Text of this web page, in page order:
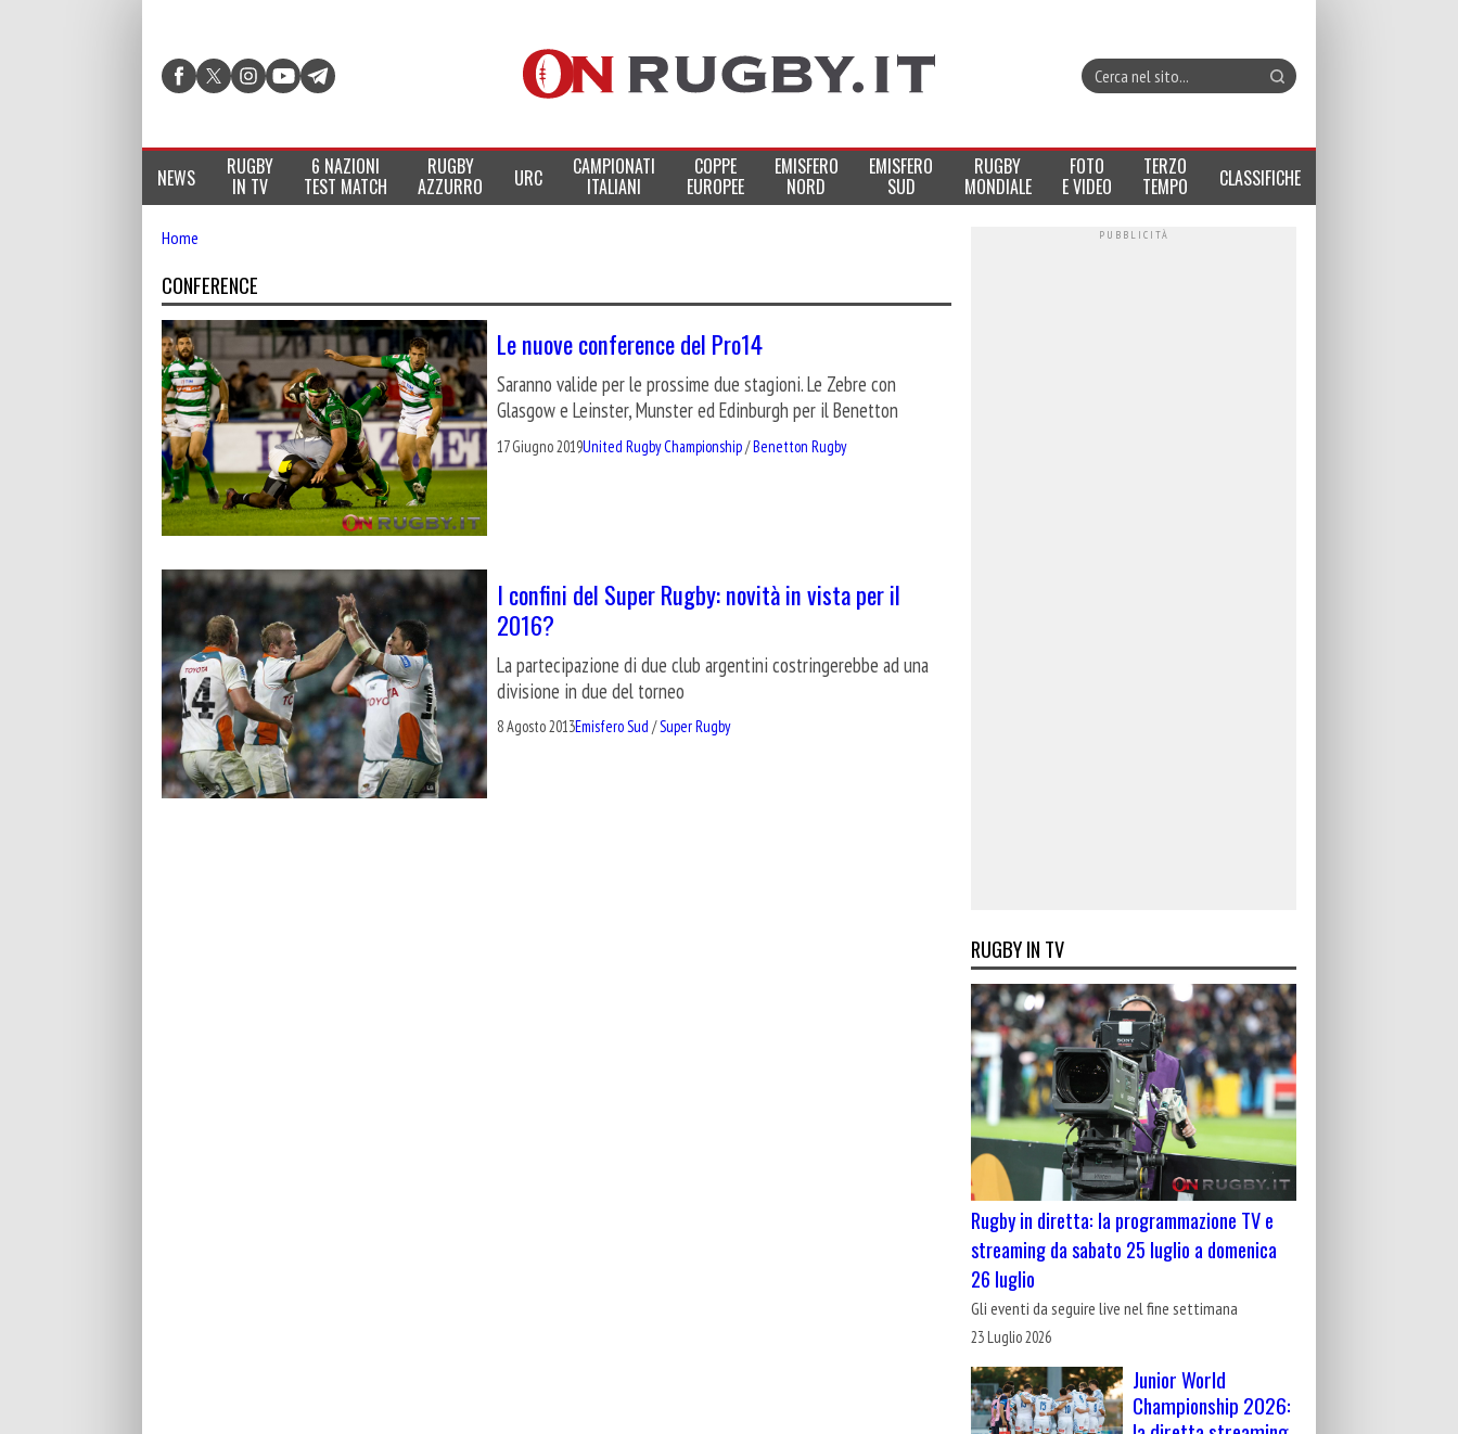
NEWS RUGBY
IN TV
6 NAZIONI
TEST MATCH
RUGBY
AZZURRO URC CAMPIONATI
ITALIANI
COPPE
EUROPEE
EMISFERO
NORD
EMISFERO
SUD
RUGBY
MONDIALE
FOTO
E VIDEO
TERZO
TEMPO CLASSIFICHE
Home
CONFERENCE
Le nuove conference del Pro14
Saranno valide per le prossime due stagioni. Le Zebre con
Glasgow e Leinster, Munster ed Edinburgh per il Benetton
17 Giugno 2019United Rugby Championship/Benetton Rugby
I confini del Super Rugby: novità in vista per il
2016?
La partecipazione di due club argentini costringerebbe ad una
divisione in due del torneo
8 Agosto 2013Emisfero Sud /Super Rugby
RUGBY IN TV
Rugby in diretta: la programmazione TV e
streaming da sabato 25 luglio a domenica
26 luglio
Gli eventi da seguire live nel fine settimana
23 Luglio 2026
Junior World
Championship 2026: